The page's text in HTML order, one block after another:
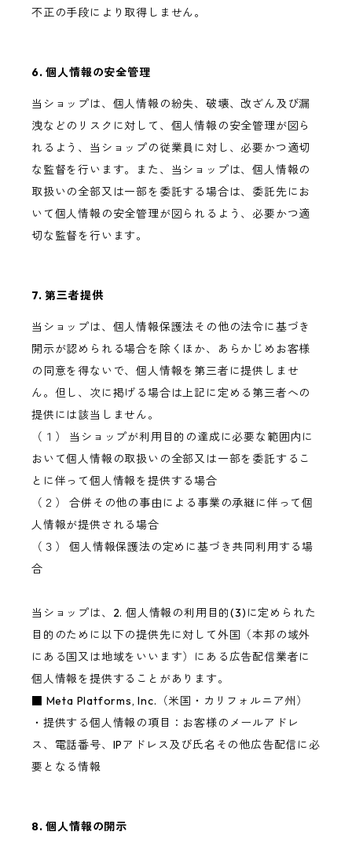
不正の手段により取得しません。
6. 個人情報の安全管理
当ショップは、個人情報の紛失、破壊、改ざん及び漏
洩などのリスクに対して、個人情報の安全管理が図ら
れるよう、当ショップの従業員に対し、必要かつ適切
な監督を行います。また、当ショップは、個人情報の
取扱いの全部又は一部を委託する場合は、委託先にお
いて個人情報の安全管理が図られるよう、必要かつ適
切な監督を行います。
7. 第三者提供
当ショップは、個人情報保護法その他の法令に基づき
開示が認められる場合を除くほか、あらかじめお客様
の同意を得ないで、個人情報を第三者に提供しませ
ん。但し、次に掲げる場合は上記に定める第三者への
提供には該当しません。
（１） 当ショップが利用目的の達成に必要な範囲内に
おいて個人情報の取扱いの全部又は一部を委託するこ
とに伴って個人情報を提供する場合
（２） 合併その他の事由による事業の承継に伴って個
人情報が提供される場合
（３） 個人情報保護法の定めに基づき共同利用する場
合
当ショップは、2. 個人情報の利用目的(3)に定められた
目的のために以下の提供先に対して外国（本邦の域外
にある国又は地域をいいます）にある広告配信業者に
個人情報を提供することがあります。
■ Meta Platforms, Inc.（米国・カリフォルニア州）
・提供する個人情報の項目：お客様のメールアドレ
ス、電話番号、IPアドレス及び氏名その他広告配信に必
要となる情報
8. 個人情報の開示